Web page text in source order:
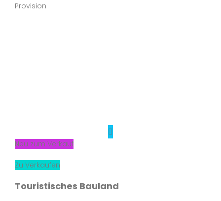
Provision
Neu zum Verkauf
Zu Verkaufen
Touristisches Bauland